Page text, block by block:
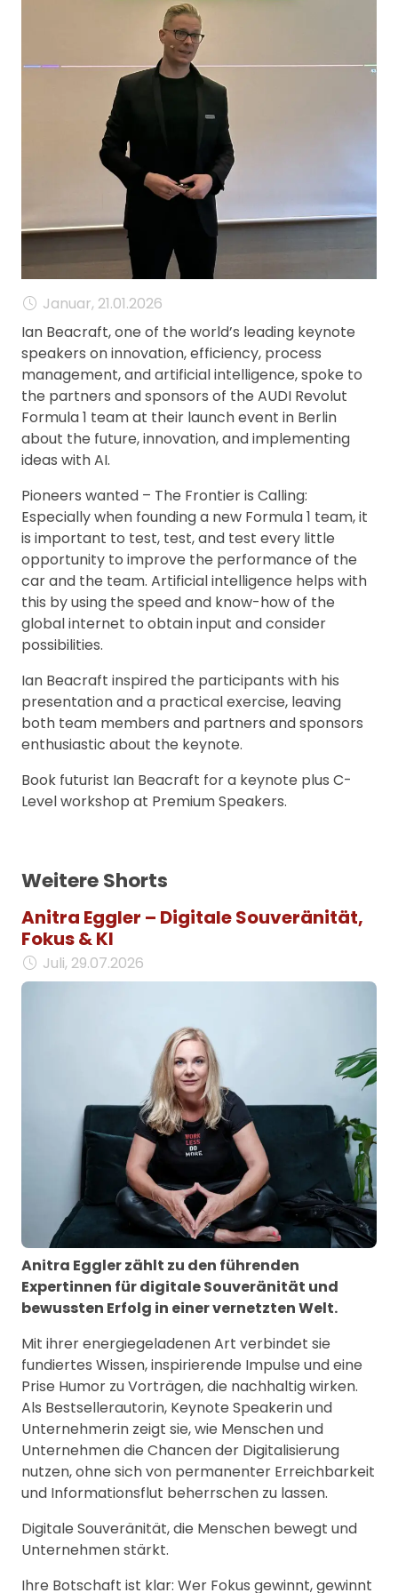
Januar, 21.01.2026
Ian Beacraft, one of the world’s leading keynote
speakers on innovation, efficiency, process
management, and artificial intelligence, spoke to
the partners and sponsors of the AUDI Revolut
Formula 1 team at their launch event in Berlin
about the future, innovation, and implementing
ideas with AI.
Pioneers wanted – The Frontier is Calling:
Especially when founding a new Formula 1 team, it
is important to test, test, and test every little
opportunity to improve the performance of the
car and the team. Artificial intelligence helps with
this by using the speed and know-how of the
global internet to obtain input and consider
possibilities.
Ian Beacraft inspired the participants with his
presentation and a practical exercise, leaving
both team members and partners and sponsors
enthusiastic about the keynote.
Book futurist Ian Beacraft for a keynote plus C-
Level workshop at Premium Speakers.
Weitere Shorts
Anitra Eggler – Digitale Souveränität,
Fokus & KI
Juli, 29.07.2026
Anitra Eggler zählt zu den führenden
Expertinnen für digitale Souveränität und
bewussten Erfolg in einer vernetzten Welt.
Mit ihrer energiegeladenen Art verbindet sie
fundiertes Wissen, inspirierende Impulse und eine
Prise Humor zu Vorträgen, die nachhaltig wirken.
Als Bestsellerautorin, Keynote Speakerin und
Unternehmerin zeigt sie, wie Menschen und
Unternehmen die Chancen der Digitalisierung
nutzen, ohne sich von permanenter Erreichbarkeit
und Informationsflut beherrschen zu lassen.
Digitale Souveränität, die Menschen bewegt und
Unternehmen stärkt.
Ihre Botschaft ist klar: Wer Fokus gewinnt, gewinnt